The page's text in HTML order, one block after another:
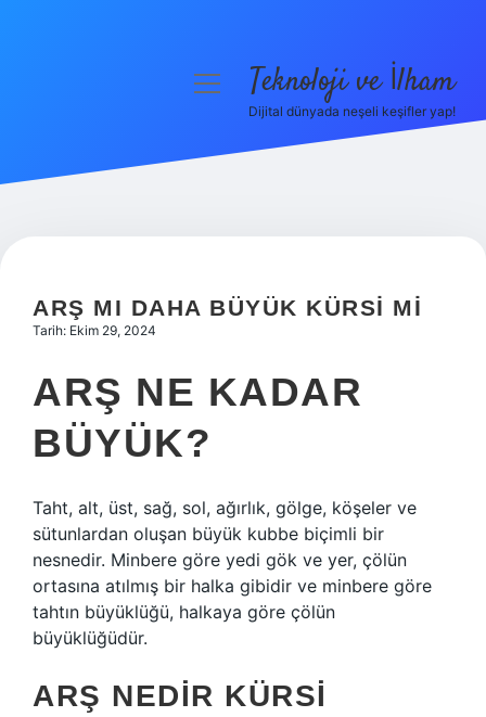
Hakkımızda
menüyüTeknoloji ve İlham
Dijital dünyada neşeli keşifler yap!
ARŞ MI DAHA BÜYÜK KÜRSI MI
Tarih: Ekim 29, 2024
ARŞ NE KADAR
BÜYÜK?
Taht, alt, üst, sağ, sol, ağırlık, gölge, köşeler ve
sütunlardan oluşan büyük kubbe biçimli bir
nesnedir. Minbere göre yedi gök ve yer, çölün
ortasına atılmış bir halka gibidir ve minbere göre
tahtın büyüklüğü, halkaya göre çölün
büyüklüğüdür.
ARŞ NEDIR KÜRSI